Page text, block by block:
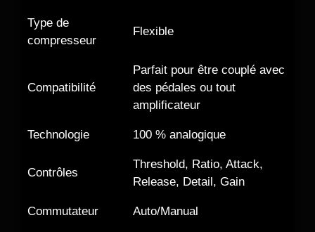
Type de
compresseur
Flexible
Compatibilité
Parfait pour être couplé avec
des pédales ou tout
amplificateur
Technologie 100 % analogique
Contrôles
Threshold, Ratio, Attack,
Release, Detail, Gain
Commutateur Auto/Manual